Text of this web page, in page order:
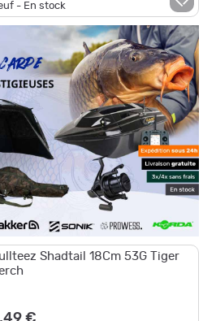
- En stock
Shadtail 18Cm 53G Tiger